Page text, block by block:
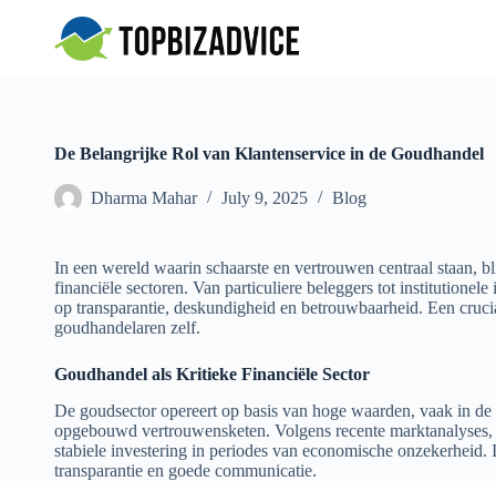
De Belangrijke Rol van Klantenservice in de Goudhandel
Dharma Mahar July 9, 2025 Blog
In een wereld waarin schaarste en vertrouwen centraal staan,
financiële sectoren. Van particuliere beleggers tot
op transparantie, deskundigheid en betrouwbaarheid. Een
goudhandelaren zelf.
Goudhandel als Kritieke Financiële Sector
De goudsector opereert op basis van hoge waarden, vaak in
opgebouwd vertrouwensketen. Volgens recente
stabiele investering in periodes van economische
transparantie en goede communicatie.